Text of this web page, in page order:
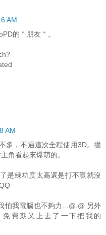
AM
的＂朋友＂。
AM
多，不過這次全程使用3D。擔
角看起來爆萌的。
是練功度太高還是打不贏就沒
怕我電腦也不夠力...@.@ 另外
費期又上去了一下把我的